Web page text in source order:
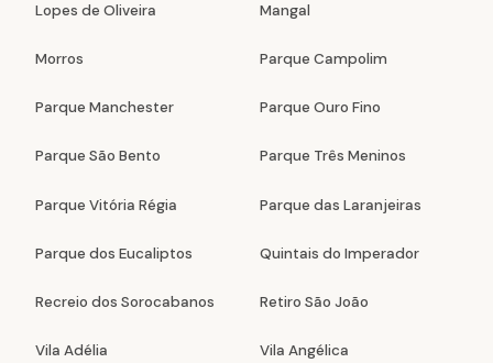
Lopes de Oliveira Mangal
Morros Parque Campolim
Parque Manchester Parque Ouro Fino
Parque São Bento Parque Três Meninos
Parque Vitória Régia Parque das Laranjeiras
Parque dos Eucaliptos Quintais do Imperador
Recreio dos Sorocabanos Retiro São João
Vila Adélia Vila Angélica